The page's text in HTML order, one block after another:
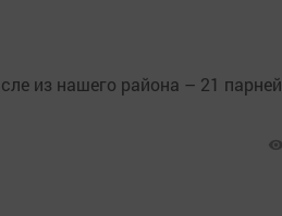
из нашего района – 21 парней.